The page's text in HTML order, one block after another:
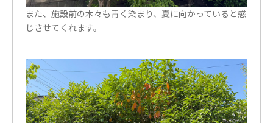
また、施設前の木々も青く染まり、夏に向かっていると感
じさせてくれます。